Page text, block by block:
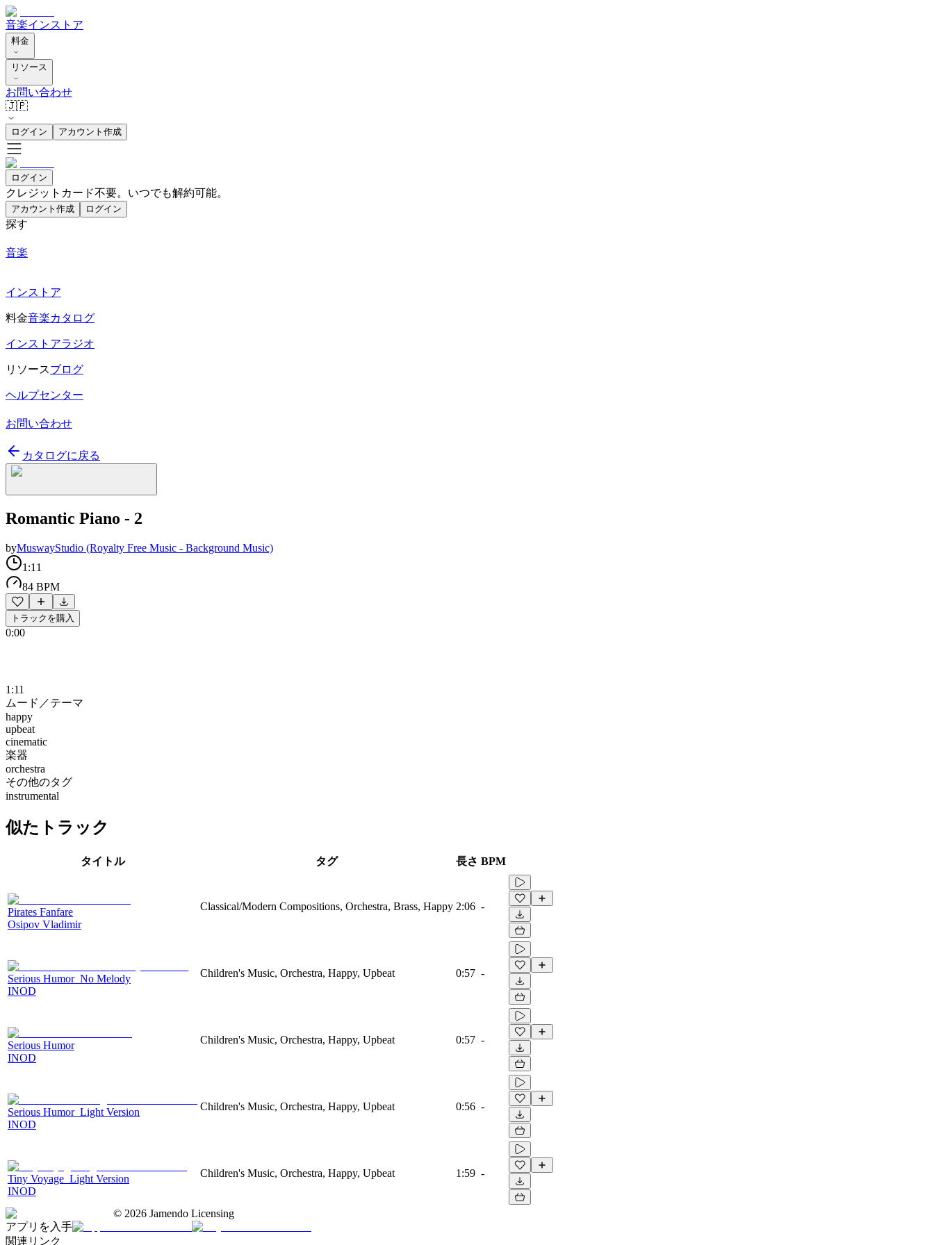
音楽インストア
料金
リソース
お問い合わせ
🇯🇵
ログイン アカウント作成
ログイン
クレジットカード不要。いつでも解約可能。
アカウント作成 ログイン
探す
音楽
インストア
料金音楽カタログ
インストアラジオ
リソースブログ
ヘルプセンター
お問い合わせ
カタログに戻る
Romantic Piano - 2
byMuswayStudio (Royalty Free Music - Background Music)
1:11
84 BPM
トラックを購入
0:00
1:11
ムード／テーマ
happy
upbeat
cinematic
楽器
orchestra
その他のタグ
instrumental
似たトラック
タイトル タグ 長さ BPM
Pirates Fanfare
Osipov Vladimir
Classical/Modern Compositions, Orchestra, Brass, Happy 2:06 -
Serious Humor_No Melody
INOD
Children's Music, Orchestra, Happy, Upbeat 0:57 -
Serious Humor
INOD
Children's Music, Orchestra, Happy, Upbeat 0:57 -
Serious Humor_Light Version
INOD
Children's Music, Orchestra, Happy, Upbeat 0:56 -
Tiny Voyage_Light Version
INOD
Children's Music, Orchestra, Happy, Upbeat 1:59 -
© 2026 Jamendo Licensing
アプリを入手
関連リンク